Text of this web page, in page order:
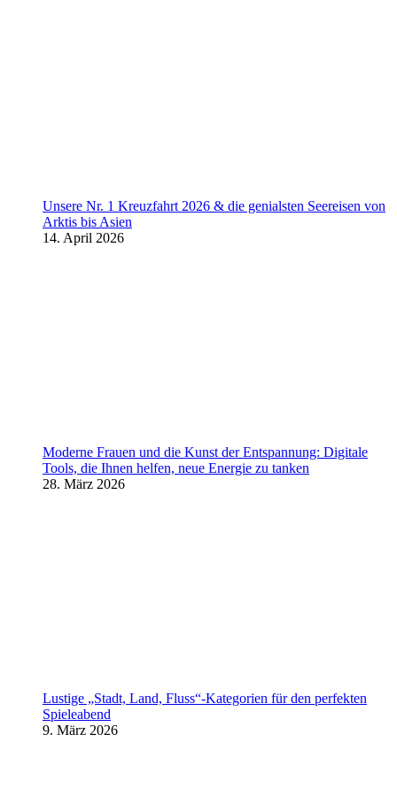
Unsere Nr. 1 Kreuzfahrt 2026 & die genialsten Seereisen von
Arktis bis Asien
14. April 2026
Moderne Frauen und die Kunst der Entspannung: Digitale
Tools, die Ihnen helfen, neue Energie zu tanken
28. März 2026
Lustige „Stadt, Land, Fluss“-Kategorien für den perfekten
Spieleabend
9. März 2026